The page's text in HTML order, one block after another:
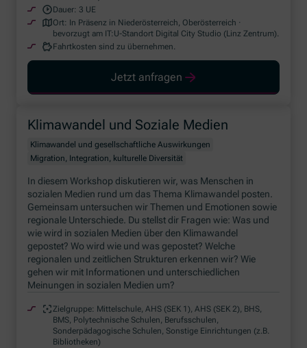
Dauer: 3 UE
Ort: In Präsenz in Niederösterreich, Oberösterreich ·
bevorzugt am IT:U-Standort Digital City Studio (Linz Zentrum).
Fahrtkosten sind zu übernehmen.
Jetzt anfragen
Klimawandel und Soziale Medien
Klimawandel und gesellschaftliche Auswirkungen
Migration, Integration, kulturelle Diversität
In diesem Workshop diskutieren wir, was Menschen in
sozialen Medien rund um das Thema Klimawandel posten.
Gemeinsam untersuchen wir Themen und Emotionen sowie
regionale Unterschiede. Du stellst dir Fragen wie: Was und
wie wird in sozialen Medien über den Klimawandel
gepostet? Wo wird wie und was gepostet? Welche
regionalen und zeitlichen Strukturen erkennen wir? Wie
gehen wir mit Informationen und unterschiedlichen
Meinungen in sozialen Medien um?
Zielgruppe: Mittelschule, AHS (SEK 1), AHS (SEK 2), BHS,
BMS, Polytechnische Schulen, Berufsschulen,
Sonderpädagogische Schulen, Sonstige Einrichtungen (z.B.
Bibliotheken)